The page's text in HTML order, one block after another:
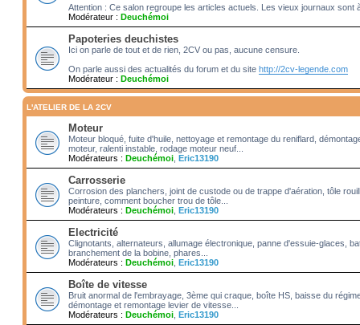
Attention : Ce salon regroupe les articles actuels. Les vieux journaux sont
Modérateur : Deuchémoi
Papoteries deuchistes
Ici on parle de tout et de rien, 2CV ou pas, aucune censure.
On parle aussi des actualités du forum et du site http://2cv-legende.com
Modérateur : Deuchémoi
L'ATELIER DE LA 2CV
Moteur
Moteur bloqué, fuite d'huile, nettoyage et remontage du reniflard,
moteur, ralenti instable, rodage moteur neuf...
Modérateurs : Deuchémoi, Eric13190
Carrosserie
Corrosion des planchers, joint de custode ou de trappe d'aération, tôle
peinture, comment boucher trou de tôle...
Modérateurs : Deuchémoi, Eric13190
Electricité
Clignotants, alternateurs, allumage électronique, panne d'essuie-glaces,
branchement de la bobine, phares...
Modérateurs : Deuchémoi, Eric13190
Boîte de vitesse
Bruit anormal de l'embrayage, 3ème qui craque, boîte HS, baisse du
démontage et remontage levier de vitesse...
Modérateurs : Deuchémoi, Eric13190